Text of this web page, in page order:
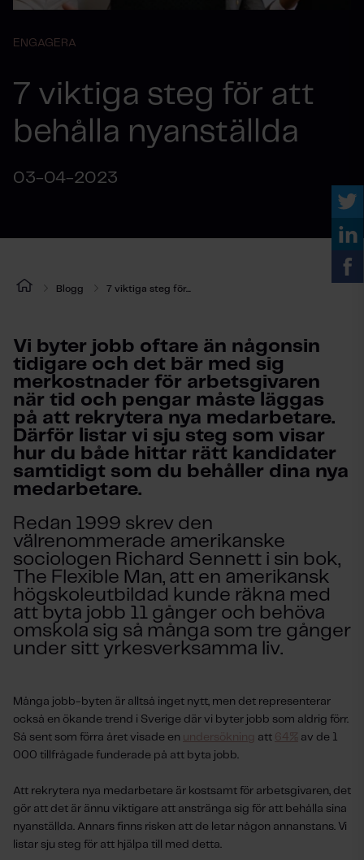
ENGAGERA
7 viktiga steg för att
behålla nyanställda
03-04-2023
Blogg 7 viktiga steg för...
Vi byter jobb oftare än någonsin
tidigare och det bär med sig
merkostnader för arbetsgivaren
när tid och pengar måste läggas
på att rekrytera nya medarbetare.
Därför listar vi sju steg som visar
hur du både hittar rätt kandidater
samtidigt som du behåller dina nya
medarbetare.
Redan 1999 skrev den
välrenommerade amerikanske
sociologen Richard Sennett i sin bok,
The Flexible Man, att en amerikansk
högskoleutbildad kunde räkna med
att byta jobb 11 gånger och behöva
omskola sig så många som tre gånger
under sitt yrkesverksamma liv.
Många jobb-byten är alltså inget nytt, men det representerar
också en ökande trend i Sverige där vi byter jobb som aldrig förr.
Så sent som förra året visade en undersökning att 64% av de 1
000 tillfrågade funderade på att byta jobb.
Att rekrytera nya medarbetare är kostsamt för arbetsgivaren, det
gör att det är ännu viktigare att anstränga sig för att behålla sina
nyanställda. Annars finns risken att de letar någon annanstans. Vi
listar sju steg för att hjälpa till med detta.